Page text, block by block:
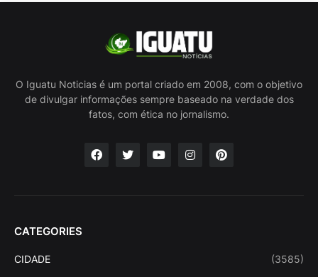
O Iguatu Noticias é um portal criado em 2008, com o objetivo
de divulgar informações sempre baseado na verdade dos
fatos, com ética no jornalismo.
CATEGORIES
CIDADE (3585)